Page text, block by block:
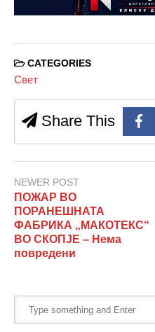
CATEGORIES
Свет
Share This
NEWER POST
ПОЖАР ВО
ПОРАНЕШНАТА
ФАБРИКА „МАКОТЕКС“
ВО СКОПЈЕ – Нема
повредени